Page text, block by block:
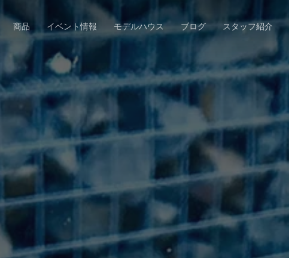
商品 イベント情報 モデルハウス ブログ スタッフ紹介